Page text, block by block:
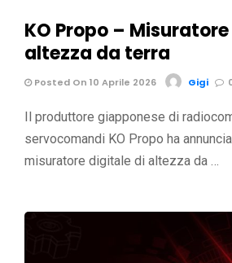
KO Propo –
altezza da terra
Posted On 10 Aprile 2026 Gigi
Il produttore giapponese di
servocomandi KO Propo ha
misuratore digitale di altezza da …